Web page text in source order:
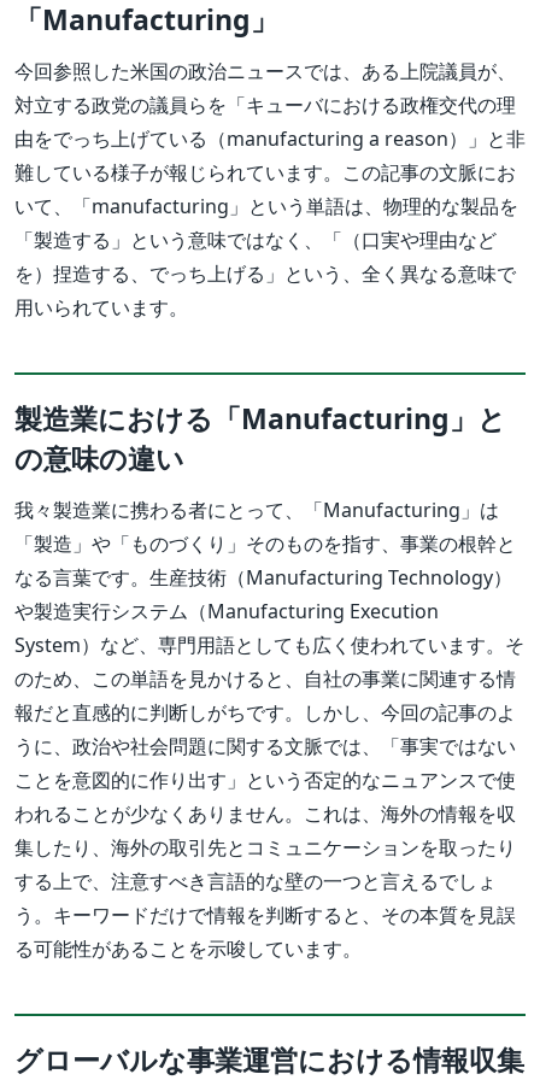
「Manufacturing」
今回参照した米国の政治ニュースでは、ある上院議員が、
対立する政党の議員らを「キューバにおける政権交代の理
由をでっち上げている（manufacturing a reason）」と非
難している様子が報じられています。この記事の文脈にお
いて、「manufacturing」という単語は、物理的な製品を
「製造する」という意味ではなく、「（口実や理由など
を）捏造する、でっち上げる」という、全く異なる意味で
用いられています。
製造業における「Manufacturing」と
の意味の違い
我々製造業に携わる者にとって、「Manufacturing」は
「製造」や「ものづくり」そのものを指す、事業の根幹と
なる言葉です。生産技術（Manufacturing Technology）
や製造実行システム（Manufacturing Execution
System）など、専門用語としても広く使われています。そ
のため、この単語を見かけると、自社の事業に関連する情
報だと直感的に判断しがちです。
しかし、今回の記事のよ
うに、政治や社会問題に関する文脈では、「事実ではない
ことを意図的に作り出す」という否定的なニュアンスで使
われることが少なくありません。これは、海外の情報を収
集したり、海外の取引先とコミュニケーションを取ったり
する上で、注意すべき言語的な壁の一つと言えるでしょ
う。キーワードだけで情報を判断すると、その本質を見誤
る可能性があることを示唆しています。
グローバルな事業運営における情報収集